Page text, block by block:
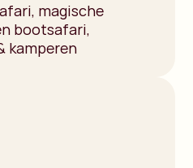
magische
bootsafari,
kamperen